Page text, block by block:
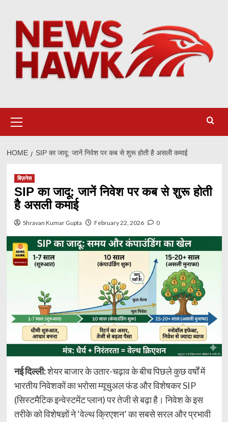
content
Menu
HOME SIP का जादू: जानें निवेश पर कब से शुरू होती है असली कमाई
बिज़नेस
SIP का जादू: जानें निवेश पर कब से शुरू होती
है असली कमाई
Shravan Kumar Gupta February 22, 2026 0
नई दिल्ली:शेयर बाजार के उतार-चढ़ाव के बीच पिछले कुछ वर्षों में
भारतीय निवेशकों का भरोसा म्यूचुअल फंड और विशेषकर SIP
(सिस्टमैटिक इन्वेस्टमेंट प्लान) पर तेजी से बढ़ा है। निवेश के इस
तरीके को विशेषज्ञों ने ‘वेल्थ क्रिएशन’ का सबसे सरल और प्रभावी